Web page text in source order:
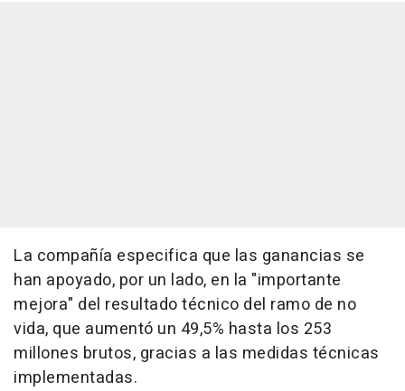
La compañía especifica que las ganancias se
han apoyado, por un lado, en la "importante
mejora" del resultado técnico del ramo de no
vida, que aumentó un 49,5% hasta los 253
millones brutos, gracias a las medidas técnicas
implementadas.